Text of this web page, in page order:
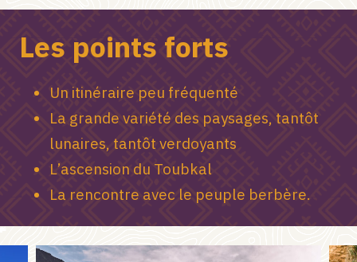
Les points forts
Un itinéraire peu fréquenté
La grande variété des paysages, tantôt
lunaires, tantôt verdoyants
L’ascension du Toubkal
La rencontre avec le peuple berbère.